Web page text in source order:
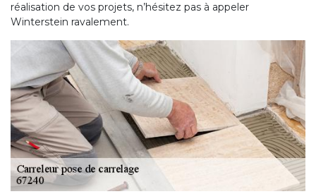
réalisation de vos projets, n’hésitez pas à appeler
Winterstein ravalement.